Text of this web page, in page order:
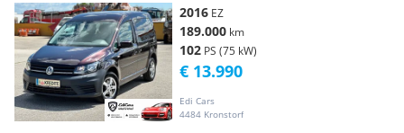
2016 EZ
189.000 km
102 PS (75 kW)
Edi Cars
4484 Kronstorf
€ 13.990